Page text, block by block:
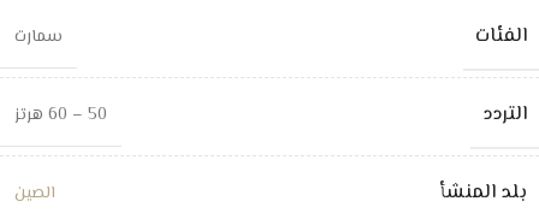
الفئات سمارت
التردد 50 – 60 هرتز
بلد المنشأ الصين